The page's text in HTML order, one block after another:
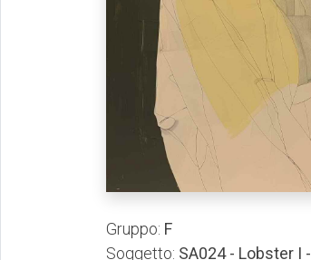
Gruppo: F
Soggetto: SA024 - Lobster I -